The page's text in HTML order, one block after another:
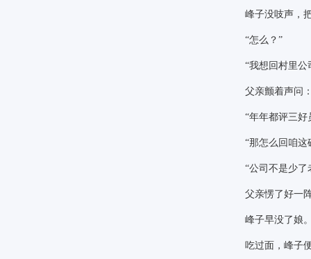
峰子没吱声，把
“怎么？”
“我想回村里公
父亲颤着声问
“年年都评三
“那怎么回咱这
“公司不是少了
父亲愣了好一阵
峰子早没了娘。
吃过面，峰子便